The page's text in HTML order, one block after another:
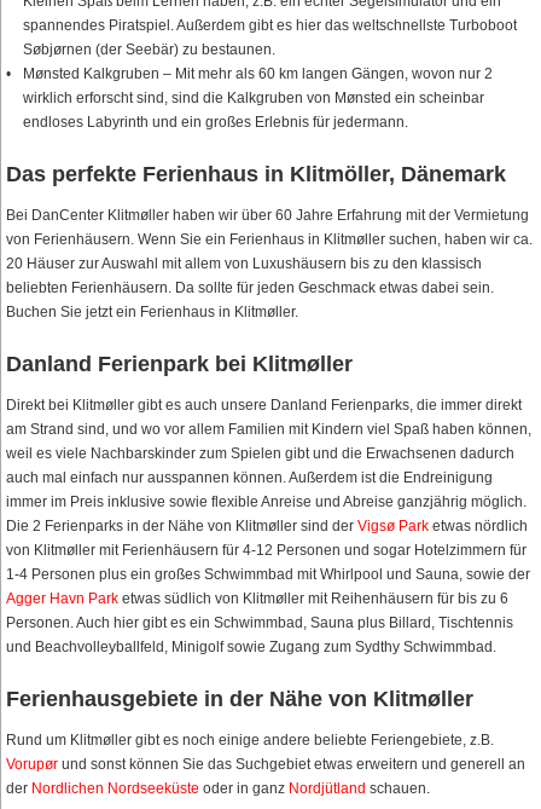
spannendes Piratspiel. Außerdem gibt es hier das weltschnellste Turboboot
Søbjørnen (der Seebär) zu bestaunen.
Mønsted Kalkgruben – Mit mehr als 60 km langen Gängen, wovon nur 2
wirklich erforscht sind, sind die Kalkgruben von Mønsted ein scheinbar
endloses Labyrinth und ein großes Erlebnis für jedermann.
Das perfekte Ferienhaus in Klitmöller, Dänemark
Bei DanCenter Klitmøller haben wir über 60 Jahre Erfahrung mit der Vermietung
von Ferienhäusern. Wenn Sie ein Ferienhaus in Klitmøller suchen, haben wir ca.
20 Häuser zur Auswahl mit allem von Luxushäusern bis zu den klassisch
beliebten Ferienhäusern. Da sollte für jeden Geschmack etwas dabei sein.
Buchen Sie jetzt ein Ferienhaus in Klitmøller.
Danland Ferienpark bei Klitmøller
Direkt bei Klitmøller gibt es auch unsere Danland Ferienparks, die immer direkt
am Strand sind, und wo vor allem Familien mit Kindern viel Spaß haben können,
weil es viele Nachbarskinder zum Spielen gibt und die Erwachsenen dadurch
auch mal einfach nur ausspannen können. Außerdem ist die Endreinigung
immer im Preis inklusive sowie flexible Anreise und Abreise ganzjährig möglich.
Die 2 Ferienparks in der Nähe von Klitmøller sind der Vigsø Park etwas nördlich
von Klitmøller mit Ferienhäusern für 4-12 Personen und sogar Hotelzimmern für
1-4 Personen plus ein großes Schwimmbad mit Whirlpool und Sauna, sowie der
Agger Havn Park etwas südlich von Klitmøller mit Reihenhäusern für bis zu 6
Personen. Auch hier gibt es ein Schwimmbad, Sauna plus Billard, Tischtennis
und Beachvolleyballfeld, Minigolf sowie Zugang zum Sydthy Schwimmbad.
Ferienhausgebiete in der Nähe von Klitmøller
Rund um Klitmøller gibt es noch einige andere beliebte Feriengebiete, z.B.
Vorupør und sonst können Sie das Suchgebiet etwas erweitern und generell an
der Nordlichen Nordseeküste oder in ganz Nordjütland schauen.